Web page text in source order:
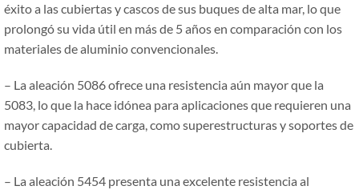
éxito a las cubiertas y cascos de sus buques de alta mar, lo que
prolongó su vida útil en más de 5 años en comparación con los
materiales de aluminio convencionales.
– La aleación 5086 ofrece una resistencia aún mayor que la
5083, lo que la hace idónea para aplicaciones que requieren una
mayor capacidad de carga, como superestructuras y soportes de
cubierta.
– La aleación 5454 presenta una excelente resistencia al